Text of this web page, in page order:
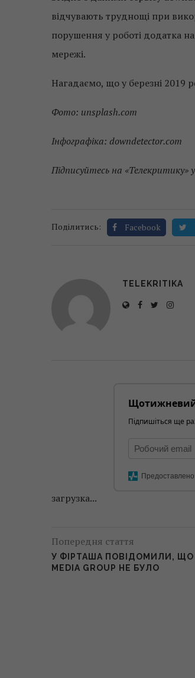
відчувають труднощі при
порушення у роботі додатка на
мережі.
Нагадаємо, що у березні 2019
Фото: unsplash.com
Інфографіка: downdetector.com
Підписуйтесь на «Телекритику» у
Поділитись: Facebook
TELEKRITIKA
Підпишіться ще
загрузка...
Попередня стаття
У ФІРТАША ПОВІДОМИЛИ, ЩО
MEDIA GROUP НЕ БУЛО